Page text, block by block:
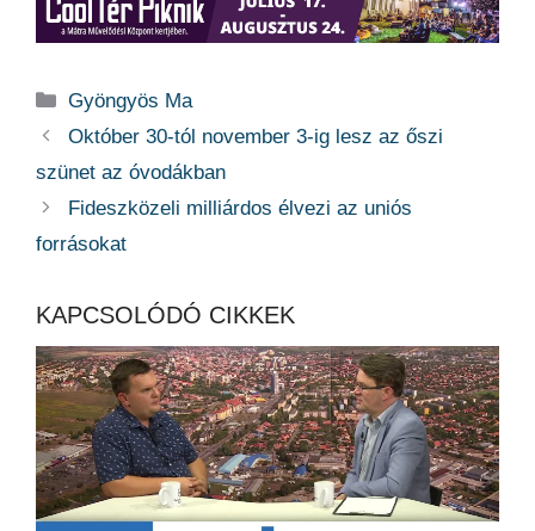
Kategória
Gyöngyös Ma
Október 30-tól november 3-ig lesz az őszi
szünet az óvodákban
Fideszközeli milliárdos élvezi az uniós
forrásokat
KAPCSOLÓDÓ CIKKEK